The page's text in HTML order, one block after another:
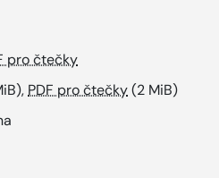
pro čtečky
PDF pro čtečky(2 MiB)